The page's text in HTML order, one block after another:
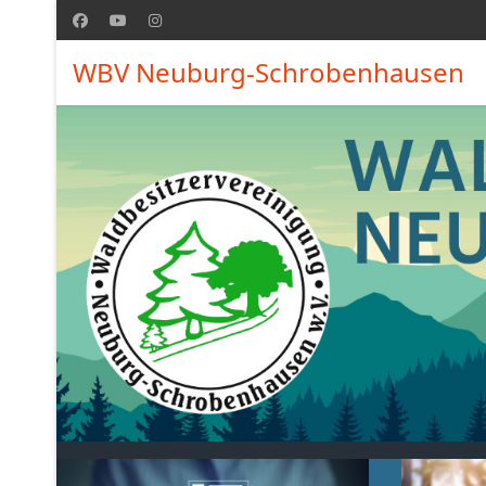
WBV Neuburg-Schrobenhausen